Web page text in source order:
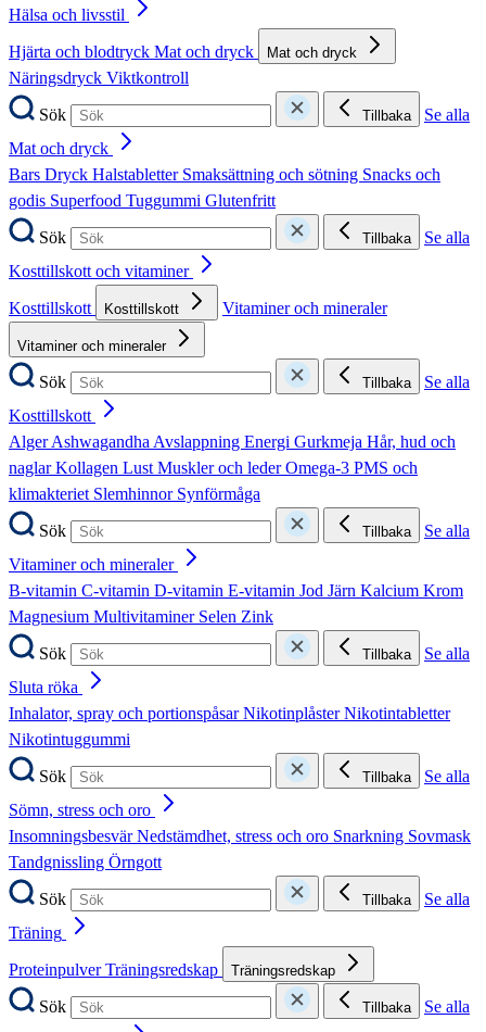
Hälsa och livsstil
Hjärta och blodtryck Mat och dryck Mat och dryck
Näringsdryck Viktkontroll
Sök
Tillbaka
Se alla
Mat och dryck
Bars Dryck Halstabletter Smaksättning och sötning Snacks och
godis Superfood Tuggummi Glutenfritt
Sök
Tillbaka
Se alla
Kosttillskott och vitaminer
Kosttillskott
Kosttillskott Vitaminer och mineraler
Vitaminer och mineraler
Sök Tillbaka
Se alla
Kosttillskott
AlgerAshwagandhaAvslappning Energi Gurkmeja Hår, hud och
naglarKollagen LustMuskler och lederOmega-3 PMS och
klimakteriet Slemhinnor Synförmåga
Sök
Tillbaka
Se alla
Vitaminer och mineraler
B-vitamin C-vitamin D-vitamin E-vitamin Jod Järn Kalcium Krom
Magnesium Multivitaminer Selen Zink
Sök
Tillbaka
Se alla
Sluta röka
Inhalator, spray och portionspåsarNikotinplåsterNikotintabletter
Nikotintuggummi
Sök
Tillbaka
Se alla
Sömn, stress och oro
InsomningsbesvärNedstämdhet, stress och oro Snarkning Sovmask
Tandgnissling Örngott
Sök
Tillbaka
Se alla
Träning
ProteinpulverTräningsredskap Träningsredskap
Sök Tillbaka
Se alla